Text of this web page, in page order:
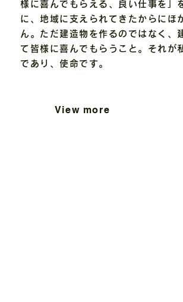
様に喜んでもらえる、良い仕事を」
に、地域に支えられてきたからにほ
ん。ただ建造物を作るのではなく、
て皆様に喜んでもらうこと。それが
であり、使命です。
View more